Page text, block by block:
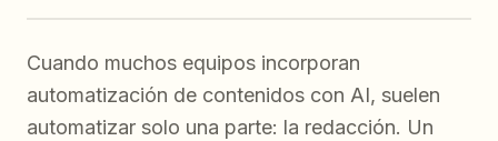
Cuando muchos equipos incorporan
automatización de contenidos con AI, suelen
automatizar solo una parte: la redacción. Un